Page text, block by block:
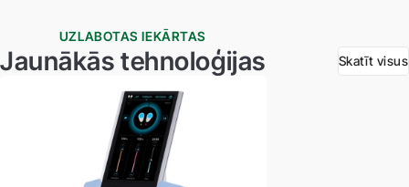
UZLABOTAS IEKĀRTAS
Jaunākās tehnoloģijas Skatīt visus